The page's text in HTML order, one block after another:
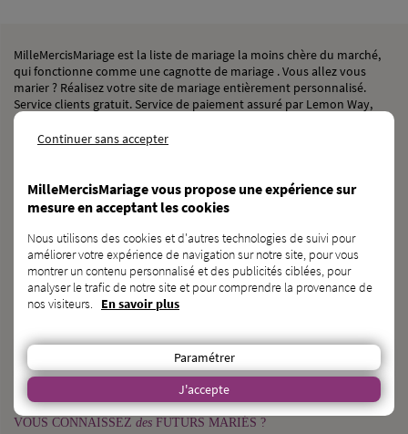
MilleMercisMariage est la liste de mariage la moins chère du marché,
qui fonctionne comme une cagnotte de mariage . Vous allez vous
marier ? Réalisez votre site de mariage entièrement personnalisé.
Service clients gratuit. Service de paiement assuré par Lemon Way,
établissement de paiement agréé par l’ACPR sous le numéro 16568.
BESOINd’uneCAGNOTTE GÉNÉRALISTE ?
DÉCOUVRIR KAGNOTTE.COM
PROFESSIONNELduMARIAGE ?
INSCRIVEZ-VOUS SUR L’ANNUAIRE
VOUS CONNAISSEZ des FUTURS MARIÉS ?
Continuer sans accepter
MilleMercisMariage vous propose une expérience sur
mesure en acceptant les cookies
Nous utilisons des cookies et d'autres technologies de suivi pour
améliorer votre expérience de navigation sur notre site, pour vous
montrer un contenu personnalisé et des publicités ciblées, pour
analyser le trafic de notre site et pour comprendre la provenance de
nos visiteurs. En savoir plus
Paramétrer
J'accepte